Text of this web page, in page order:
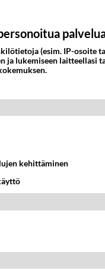
(esim. IP-osoite
ja lukemiseen laitteellasi
kehittäminen